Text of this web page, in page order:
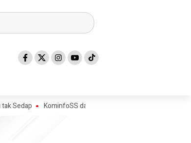
KominfoSS dan BPS Sulbar Turun Lapangan, Pastikan